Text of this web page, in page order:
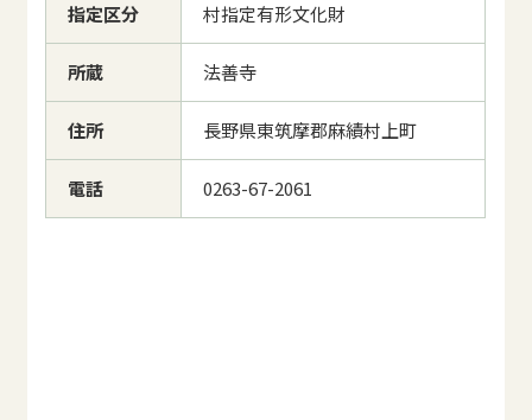
指定区分 村指定有形文化財
所蔵 法善寺
住所 長野県東筑摩郡麻績村上町
電話 0263-67-2061